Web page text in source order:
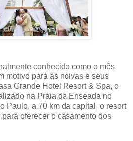
conhecido como o mês
motivo para as noivas e seus
Grande Hotel Resort & Spa, o
na Praia da Enseada no
Paulo, a 70 km da capital, o resort
oferecer o casamento dos